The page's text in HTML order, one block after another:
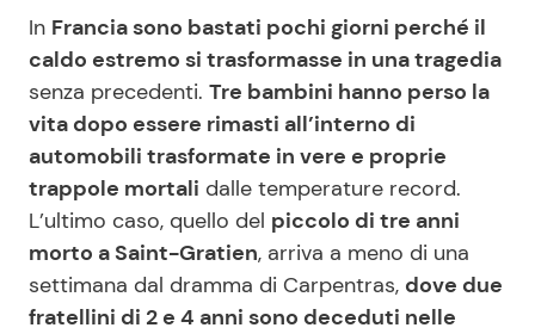
Mondo Mamma
News benessere
Salute
Viaggi e Turismo
Festività
Le Ricette in TV
Primi Piatti
Ricette Facili e Veloci
Ricette Feste
Ricette per Bambini
In Francia sono bastati pochi giorni perché il
caldo estremo si trasformasse in una tragedia
senza precedenti. Tre bambini hanno perso la
vita dopo essere rimasti all’interno di
automobili trasformate in vere e proprie
trappole mortali dalle temperature record.
L’ultimo caso, quello del piccolo di tre anni
morto a Saint-Gratien, arriva a meno di una
settimana dal dramma di Carpentras, dove due
fratellini di 2 e 4 anni sono deceduti nelle